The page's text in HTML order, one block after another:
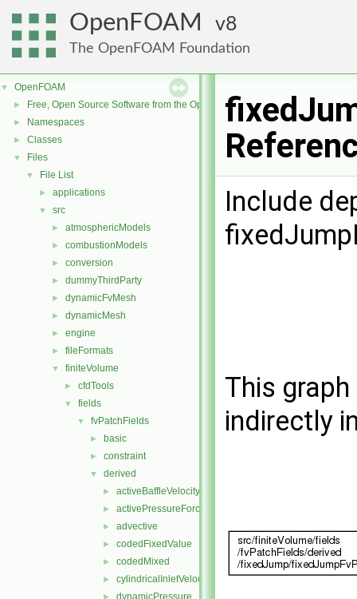
OpenFOAM 8
The OpenFOAM Foundation
▼ OpenFOAM
► Free, Open Source Software from the OpenFOAM Foundation
► Namespaces
► Classes
▼ Files
▼ File List
► applications
▼ src
► atmosphericModels
► combustionModels
► conversion
► dummyThirdParty
► dynamicFvMesh
► dynamicMesh
► engine
► fileFormats
▼ finiteVolume
► cfdTools
▼ fields
▼ fvPatchFields
► basic
► constraint
▼ derived
► activeBaffleVelocity
► activePressureForceBaffleVelocity
► advective
► codedFixedValue
► codedMixed
► cylindricalInletVelocity
dynamicPressure
Include
This
indirectly